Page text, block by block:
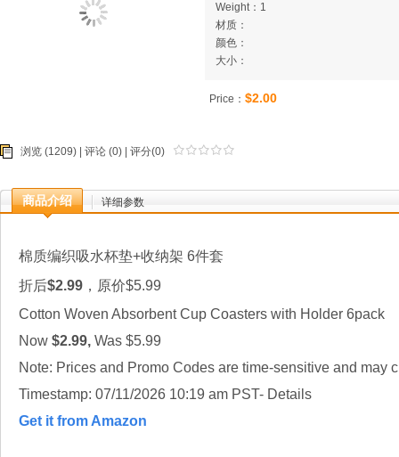
Weight：1
材质：
颜色：
大小：
Price： $2.00
浏览 (1209) | 评论 (0) | 评分(0)
商品介绍 详细参数
棉质编织吸水杯垫+收纳架 6件套
折后$2.99 ，原价$5.99
Cotton Woven Absorbent Cup Coasters with Holder 6pack
Now $2.99, Was $5.99
Note: Prices and Promo Codes are time-sensitive and may
Timestamp: 07/11/2026 10:19 am PST- Details
Get it from Amazon